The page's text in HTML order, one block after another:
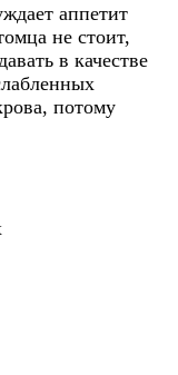
аппетит
не стоит,
в качестве
потому